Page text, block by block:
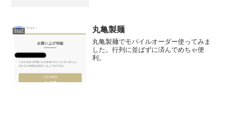
日記 丸亀製麺
丸亀製麺でモバイルオーダー使ってみま
した。行列に並ばずに済んでめちゃ便
利。